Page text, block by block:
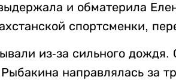
и обматерила
спортсменки,
из-за сильного дождя.
направлялась за